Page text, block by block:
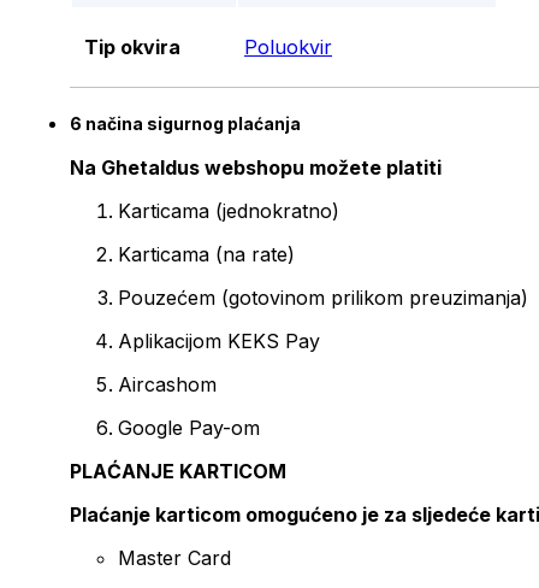
Tip okvira Poluokvir
6 načina sigurnog plaćanja
Na Ghetaldus webshopu možete platiti
Karticama (jednokratno)
Karticama (na rate)
Pouzećem (gotovinom prilikom preuzimanja)
Aplikacijom KEKS Pay
Aircashom
Google Pay-om
PLAĆANJE KARTICOM
Plaćanje karticom omogućeno je za sljedeće
Master Card